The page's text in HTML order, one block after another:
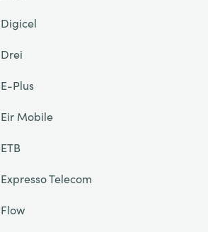
Digicel
Drei
E-Plus
Eir Mobile
ETB
Expresso Telecom
Flow